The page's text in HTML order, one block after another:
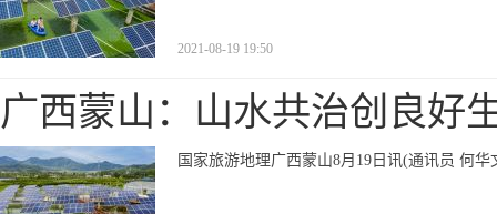
2021-08-19 19:50
广西蒙山：山水共治创良好
国家旅游地理广西蒙山8月19日讯(通讯员 何